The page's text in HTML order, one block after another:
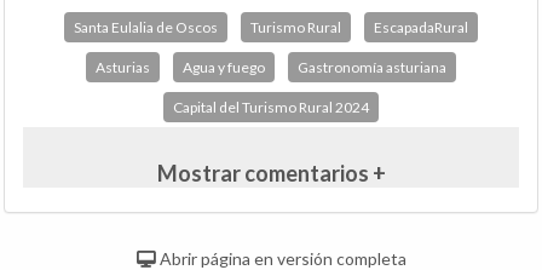
Santa Eulalia de Oscos Turismo Rural EscapadaRural
Asturias Agua y fuego Gastronomía asturiana
Capital del Turismo Rural 2024
Mostrar comentarios +
Abrir página en versión completa